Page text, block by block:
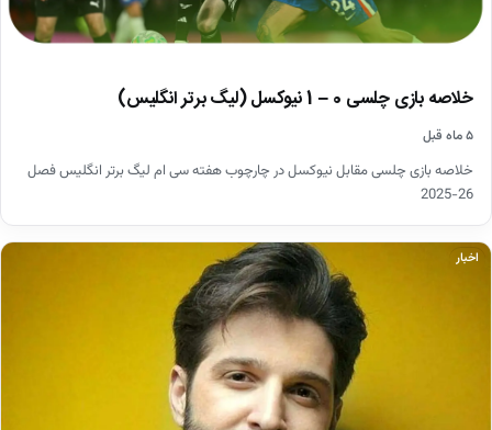
خلاصه بازی چلسی 0 – 1 نیوکسل (لیگ برتر انگلیس)
۵ ماه قبل
خلاصه بازی چلسی مقابل نیوکسل در چارچوب هفته سی ام لیگ برتر انگلیس فصل
26-2025
اخبار